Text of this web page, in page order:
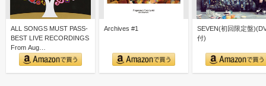
ALL SONGS MUST PASS-
BEST LIVE RECORDINGS
From Aug…
Archives #1
SEVEN(初回限定盤
付)